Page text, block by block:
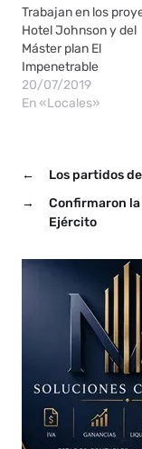
Trabajan en los
Hotel Johnson y del
Máster plan El
Impenetrable
20/07/2019
En «Locales»
←
Los partidos
→
Confirmaron la
Ejército